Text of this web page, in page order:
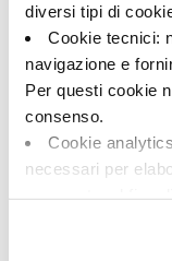
diversi tipi di
Cookie tecnici:
navigazione e
Per questi cookie
consenso.
Cookie
necessari per
Cookie di